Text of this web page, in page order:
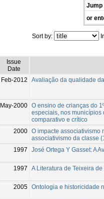
Jump
or
Sort by:
Issue
Date
Feb-2012
Avaliação da qualidade
May-2000 O ensino de crianças do
especiais, nos municípios
comparativo e crítico
2000 O impacte associativismo
associativismo da classe
1997
José Ortega Y Gasset: A
1997 A Literatura de Teixeira
2005 Ontologia e historicidade